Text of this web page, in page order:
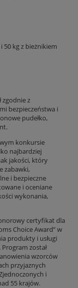
50 kg z bieżnikiem
zgodnie z
bezpieczeństwa i
pudełko,
konkursie
najbardziej
jakości, który
zabawki,
i bezpieczne
i oceniane
wykonania,
certyfikat dla
Choice Award” w
produkty i usługi
został
wzorców
przyjaznych
i
55 krajów.